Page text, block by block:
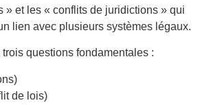
et les « conflits de juridictions » qui
lien avec plusieurs systèmes légaux.
trois questions fondamentales :
de lois)